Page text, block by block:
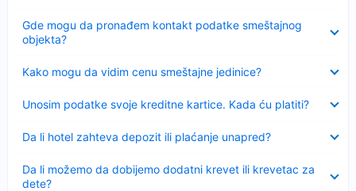
Gde mogu da pronađem kontakt podatke smeštajnog
objekta?
Kako mogu da vidim cenu smeštajne jedinice?
Unosim podatke svoje kreditne kartice. Kada ću platiti?
Da li hotel zahteva depozit ili plaćanje unapred?
Da li možemo da dobijemo dodatni krevet ili krevetac za
dete?